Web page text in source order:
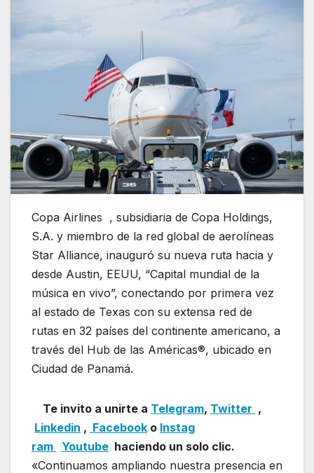
Copa Airlines , subsidiaria de Copa Holdings,
S.A. y miembro de la red global de aerolíneas
Star Alliance, inauguró su nueva ruta hacia y
desde Austin, EEUU, “Capital mundial de la
música en vivo”, conectando por primera vez
al estado de Texas con su extensa red de
rutas en 32 países del continente americano, a
través del Hub de las Américas®, ubicado en
Ciudad de Panamá.
Te invito a unirte a Telegram, Twitter ,
Linkedin , Facebook o Instag
ram
Youtube haciendo un solo clic.
«Continuamos ampliando nuestra presencia en